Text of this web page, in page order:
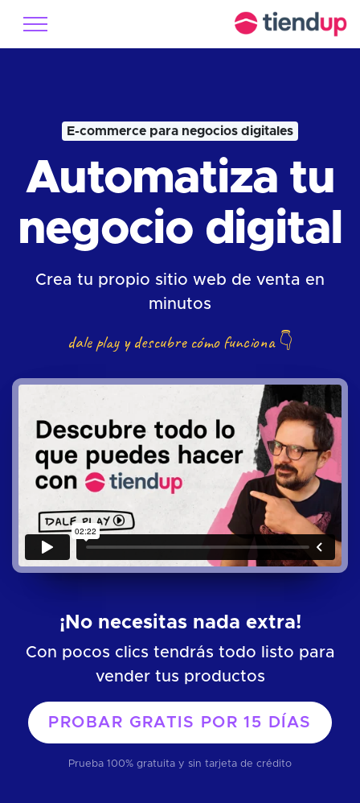
E-commerce para negocios digitales
Automatiza tu
negocio digital
Crea tu propio sitio web de venta en
minutos
dale play y descubre cómo funciona 👇
¡No necesitas nada extra!
Con pocos clics tendrás todo listo para
vender tus productos
PROBAR GRATIS POR15 DÍAS
Prueba 100% gratuita y sin tarjeta de crédito